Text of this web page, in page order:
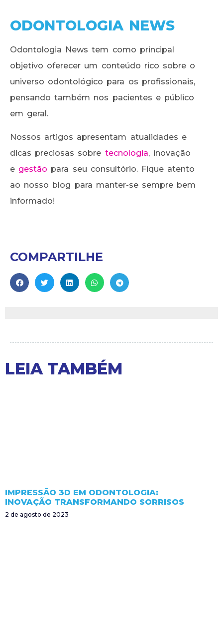
ODONTOLOGIA NEWS
Odontologia News tem como principal
objetivo oferecer um conteúdo rico sobre o
universo odontológico para os profissionais,
pensando também nos pacientes e público
em geral.
Nossos artigos apresentam atualidades e
dicas preciosas sobre tecnologia, inovação
e gestão para seu consultório. Fique atento
ao nosso blog para manter-se sempre bem
informado!
COMPARTILHE
LEIA TAMBÉM
IMPRESSÃO 3D EM ODONTOLOGIA:
INOVAÇÃO TRANSFORMANDO SORRISOS
2 de agosto de 2023